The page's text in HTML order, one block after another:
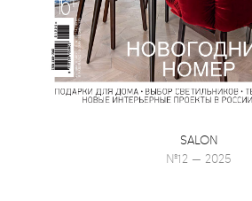
SALON
№12 — 2025